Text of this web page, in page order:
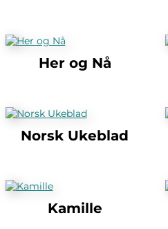
Her og Nå
Norsk Ukeblad
Kamille